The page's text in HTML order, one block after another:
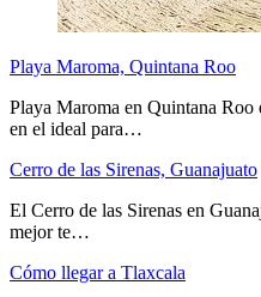
Playa Maroma, Quintana Roo
Playa Maroma en Quintana Roo
en el ideal para…
Cerro de las Sirenas, Guanajuato
El Cerro de las Sirenas en
mejor te…
Cómo llegar a Tlaxcala